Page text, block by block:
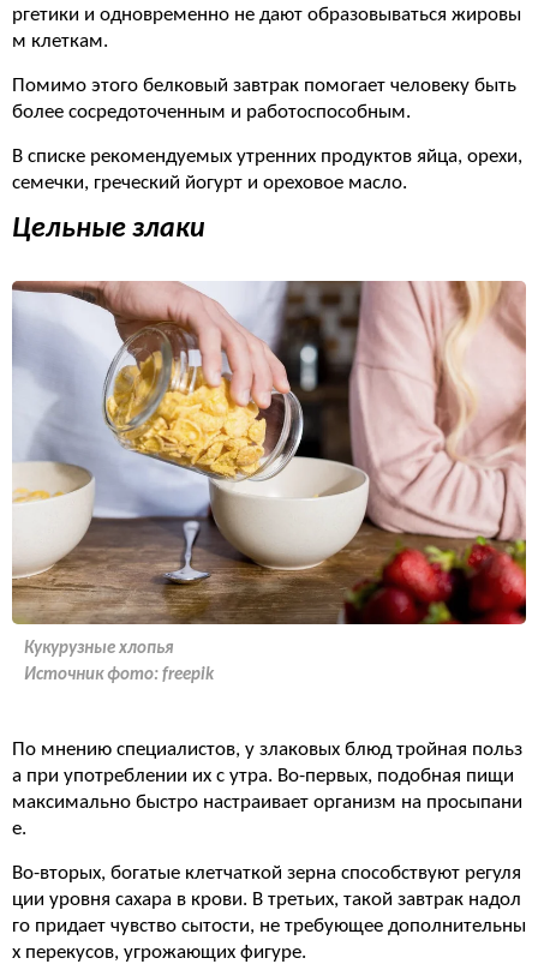
ргетики и одновременно не дают образовываться жировы
м клеткам.
Помимо этого белковый завтрак помогает человеку быть
более сосредоточенным и работоспособным.
В списке рекомендуемых утренних продуктов яйца, орехи,
семечки, греческий йогурт и ореховое масло.
Цельные злаки
Кукурузные хлопья
Источник фото: freepik
По мнению специалистов, у злаковых блюд тройная польз
а при употреблении их с утра. Во-первых, подобная пищи
максимально быстро настраивает организм на просыпани
е.
Во-вторых, богатые клетчаткой зерна способствуют регуля
ции уровня сахара в крови. В третьих, такой завтрак надол
го придает чувство сытости, не требующее дополнительны
х перекусов, угрожающих фигуре.